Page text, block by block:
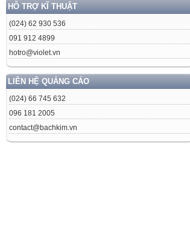
HỖ TRỢ KĨ THUẬT
(024) 62 930 536
091 912 4899
hotro@violet.vn
LIÊN HỆ QUẢNG CÁO
(024) 66 745 632
096 181 2005
contact@bachkim.vn